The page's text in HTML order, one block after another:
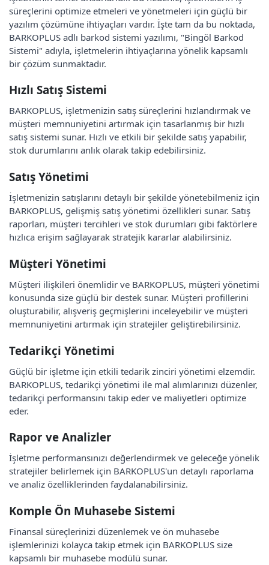
süreçlerini optimize etmeleri ve yönetmeleri için güçlü bir
yazılım çözümüne ihtiyaçları vardır. İşte tam da bu noktada,
BARKOPLUS adlı barkod sistemi yazılımı, "Bingöl Barkod
Sistemi" adıyla, işletmelerin ihtiyaçlarına yönelik kapsamlı
bir çözüm sunmaktadır.
Hızlı Satış Sistemi
BARKOPLUS, işletmenizin satış süreçlerini hızlandırmak ve
müşteri memnuniyetini artırmak için tasarlanmış bir hızlı
satış sistemi sunar. Hızlı ve etkili bir şekilde satış yapabilir,
stok durumlarını anlık olarak takip edebilirsiniz.
Satış Yönetimi
İşletmenizin satışlarını detaylı bir şekilde yönetebilmeniz için
BARKOPLUS, gelişmiş satış yönetimi özellikleri sunar. Satış
raporları, müşteri tercihleri ve stok durumları gibi faktörlere
hızlıca erişim sağlayarak stratejik kararlar alabilirsiniz.
Müşteri Yönetimi
Müşteri ilişkileri önemlidir ve BARKOPLUS, müşteri yönetimi
konusunda size güçlü bir destek sunar. Müşteri profillerini
oluşturabilir, alışveriş geçmişlerini inceleyebilir ve müşteri
memnuniyetini artırmak için stratejiler geliştirebilirsiniz.
Tedarikçi Yönetimi
Güçlü bir işletme için etkili tedarik zinciri yönetimi elzemdir.
BARKOPLUS, tedarikçi yönetimi ile mal alımlarınızı düzenler,
tedarikçi performansını takip eder ve maliyetleri optimize
eder.
Rapor ve Analizler
İşletme performansınızı değerlendirmek ve geleceğe yönelik
stratejiler belirlemek için BARKOPLUS'un detaylı raporlama
ve analiz özelliklerinden faydalanabilirsiniz.
Komple Ön Muhasebe Sistemi
Finansal süreçlerinizi düzenlemek ve ön muhasebe
işlemlerinizi kolayca takip etmek için BARKOPLUS size
kapsamlı bir muhasebe modülü sunar.